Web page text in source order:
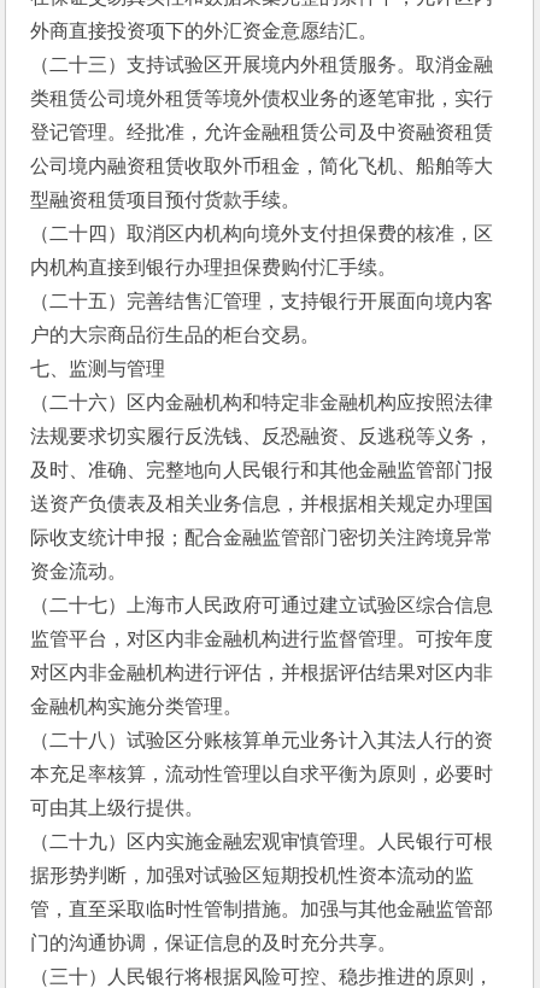
外商直接投资项下的外汇资金意愿结汇。
（二十三）支持试验区开展境内外租赁服务。取消金融
类租赁公司境外租赁等境外债权业务的逐笔审批，实行
登记管理。经批准，允许金融租赁公司及中资融资租赁
公司境内融资租赁收取外币租金，简化飞机、船舶等大
型融资租赁项目预付货款手续。
（二十四）取消区内机构向境外支付担保费的核准，区
内机构直接到银行办理担保费购付汇手续。
（二十五）完善结售汇管理，支持银行开展面向境内客
户的大宗商品衍生品的柜台交易。
七、监测与管理
（二十六）区内金融机构和特定非金融机构应按照法律
法规要求切实履行反洗钱、反恐融资、反逃税等义务，
及时、准确、完整地向人民银行和其他金融监管部门报
送资产负债表及相关业务信息，并根据相关规定办理国
际收支统计申报；配合金融监管部门密切关注跨境异常
资金流动。
（二十七）上海市人民政府可通过建立试验区综合信息
监管平台，对区内非金融机构进行监督管理。可按年度
对区内非金融机构进行评估，并根据评估结果对区内非
金融机构实施分类管理。
（二十八）试验区分账核算单元业务计入其法人行的资
本充足率核算，流动性管理以自求平衡为原则，必要时
可由其上级行提供。
（二十九）区内实施金融宏观审慎管理。人民银行可根
据形势判断，加强对试验区短期投机性资本流动的监
管，直至采取临时性管制措施。加强与其他金融监管部
门的沟通协调，保证信息的及时充分共享。
（三十）人民银行将根据风险可控、稳步推进的原则，